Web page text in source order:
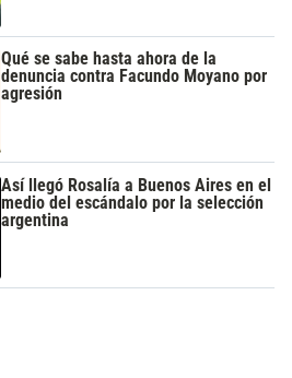
Qué se sabe hasta ahora de la
denuncia contra Facundo Moyano por
agresión
Así llegó Rosalía a Buenos Aires en el
medio del escándalo por la selección
argentina